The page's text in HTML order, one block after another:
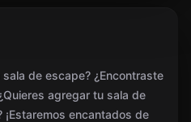
de escape? ¿Encontraste
agregar tu sala de
encantados de